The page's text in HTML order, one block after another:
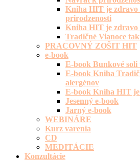
Kniha HIT je
prirodzenosti
Kniha HIT je
Tradičné Vianoce
PRACOVNÝ ZOŠIT HIT
e-book
E-book Bunkové soli
E-book Kniha
alergénov
E-book Kniha HIT
Jesenný e-book
Jarný e-book
WEBINÁRE
Kurz varenia
CD
MEDITÁCIE
Konzultácie